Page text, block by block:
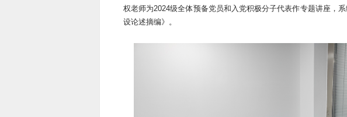
权老师为2024级全体预备党员和入党积极分子代表作专题讲座，
设论述摘编》。